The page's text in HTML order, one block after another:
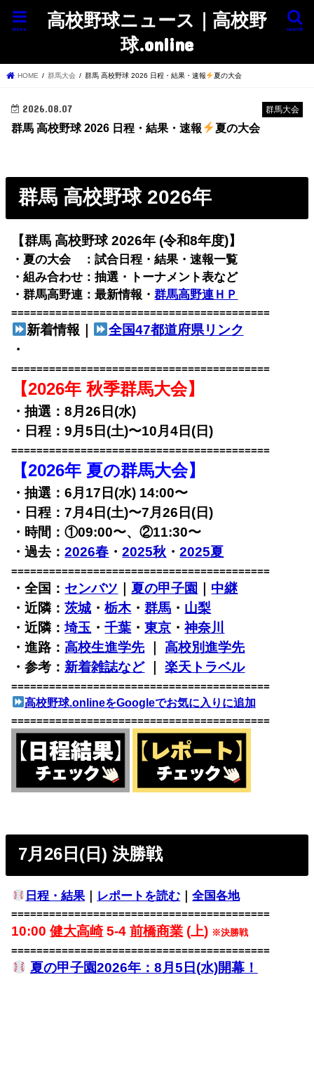
高校野球ニュース｜高校野
球.online
search
menu
HOME 群馬大会 群馬 高校野球 2026 日程・結果・速報 夏の大会
群馬大会
2026.08.07
群馬 高校野球 2026 日程・結果・速報 夏の大会
群馬 高校野球 2026年
【群馬 高校野球 2026年 (令和8年度)】
・夏の大会 ：試合日程・結果・速報一覧
・組み合わせ：抽選・トーナメント表など
・群馬高野連：最新情報・群馬高野連ＨＰ
=========================================
新着情報｜
全国47都道府県リンク
・
=========================================
【2026年 秋季群馬大会】
・抽選：8月26日(水)
・日程：9月5日(土)〜10月4日(日)
=========================================
【2026年 夏の群馬大会】
・抽選：6月17日(水) 14:00〜
・日程：7月4日(土)〜7月26日(日)
・時間：①09:00〜、②11:30〜
・過去：2026春 ・2025秋 ・2025夏
=========================================
・全国： センバツ 夏の甲子園
中継
・近隣：茨城 ・栃木・群馬 ・ 山梨
・近隣：埼玉 ・千葉 ・東京 ・神奈川
・進路：高校生進学先｜高校別進学先
・参考： 新着雑誌など｜楽天トラベル
=========================================
高校野球.onlineをGoogleでお気に入りに追加
=========================================
7月26日(日) 決勝戦
日程・結果｜ レポートを読む ｜全国各地
=========================================
10:00健大高崎5-4前橋商業 (上) ※決勝戦
=========================================
夏の甲子園2026年：8月5日(水)開幕！